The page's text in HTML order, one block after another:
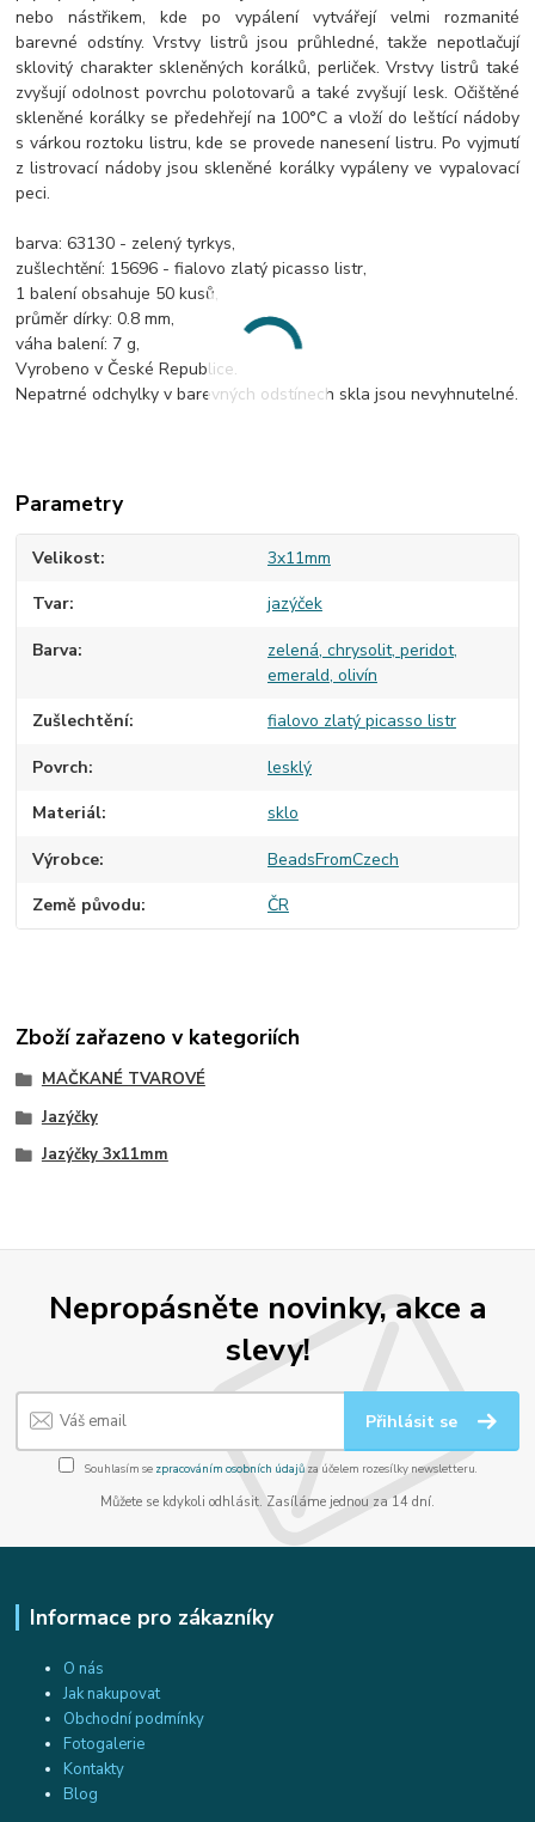
nebo nástřikem, kde po vypálení vytvářejí velmi rozmanité
barevné odstíny. Vrstvy listrů jsou průhledné, takže nepotlačují
sklovitý charakter skleněných korálků, perliček. Vrstvy listrů také
zvyšují odolnost povrchu polotovarů a také zvyšují lesk. Očištěné
skleněné korálky se předehřejí na 100°C a vloží do leštící nádoby
s várkou roztoku listru, kde se provede nanesení listru. Po vyjmutí
z listrovací nádoby jsou skleněné korálky vypáleny ve vypalovací
peci.
barva: 63130 - zelený tyrkys,
zušlechtění: 15696 - fialovo zlatý picasso listr,
1 balení obsahuje 50 kusů,
průměr dírky: 0.8 mm,
váha balení: 7 g,
Vyrobeno v České Republice.
Nepatrné odchylky v barevných odstínech skla jsou nevyhnutelné.
Parametry
Velikost 3x11mm
Tvar jazýček
Barva
zelená, chrysolit, peridot,
emerald, olivín
Zušlechtění fialovo zlatý picasso listr
Povrch lesklý
Materiál sklo
Výrobce BeadsFromCzech
Země původu ČR
Zboží zařazeno v kategoriích
MAČKANÉ TVAROVÉ
Jazýčky
Jazýčky 3x11mm
Nepropásněte novinky, akce a
slevy!
Přihlásit se
Souhlasím se zpracováním osobních údajůza účelem rozesílky newsletteru.
Můžete se kdykoli odhlásit. Zasíláme jednou za 14 dní.
Informace pro zákazníky
O nás
Jak nakupovat
Obchodní podmínky
Fotogalerie
Kontakty
Blog